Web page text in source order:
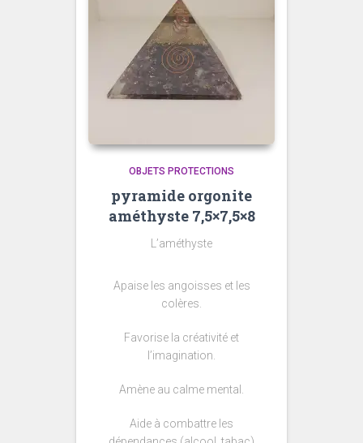
OBJETS PROTECTIONS
pyramide orgonite
améthyste 7,5×7,5×8
L’améthyste
Apaise les angoisses et les
colères.
Favorise la créativité et
l’imagination.
Amène au calme mental.
Aide à combattre les